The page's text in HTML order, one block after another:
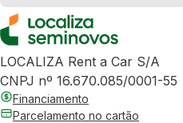
LOCALIZA Rent a Car S/A
CNPJ nº 16.670.085/0001-55
Financiamento
Parcelamento no cartão